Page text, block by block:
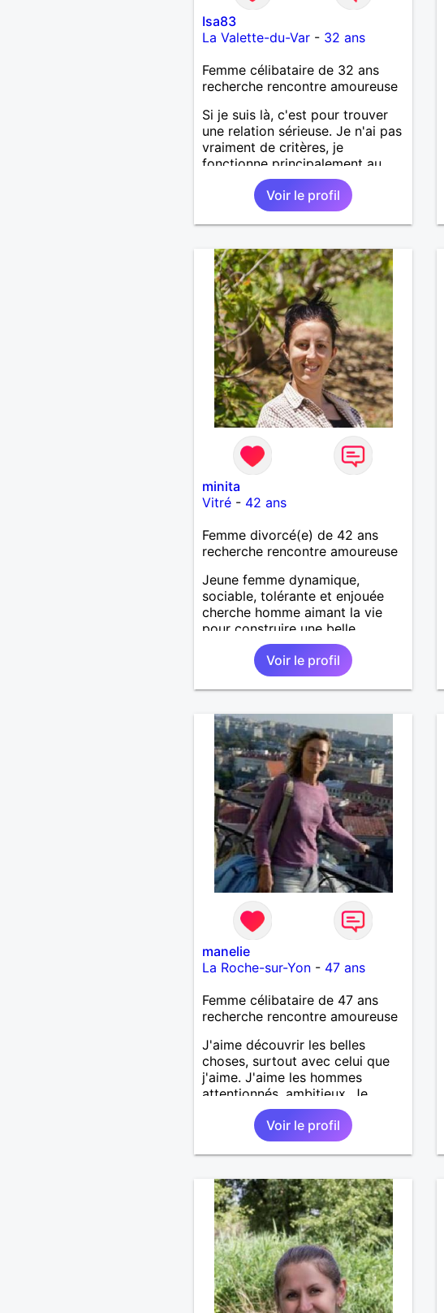
Isa83
La Valette-du-Var- 32 ans
Femme célibataire de 32 ans
recherche rencontre amoureuse
Si je suis là, c'est pour trouver
une relation sérieuse. Je n'ai pas
vraiment de critères, je
fonctionne principalement au
feeling. J'ai pas mal les
randonnées, la musique et les
Voir le profil
minita
Vitré- 42 ans
Femme divorcé(e) de 42 ans
recherche rencontre amoureuse
Jeune femme dynamique,
sociable, tolérante et enjouée
cherche homme aimant la vie
pour construire une belle
relation à deux.
Voir le profil
manelie
La Roche-sur-Yon- 47 ans
Femme célibataire de 47 ans
recherche rencontre amoureuse
J'aime découvrir les belles
choses, surtout avec celui que
j'aime. J'aime les hommes
attentionnés, ambitieux. Je
recherche quelqu'un avec qui je
pourrais tout partager car j'ai
plein d'amour à donner.
Voir le profil